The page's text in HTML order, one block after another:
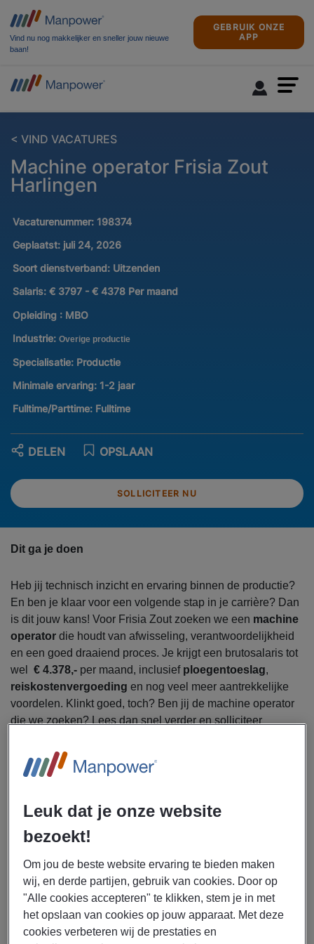
Vind nu nog makkelijker en sneller jouw nieuwe
baan!
GEBRUIK ONZE
APP
< VIND VACATURES
Machine operator Frisia Zout
Harlingen
Vacaturenummer: 198374
Geplaatst: juli 24, 2026
Soort dienstverband: Uitzenden
Salaris: € 3797 - € 4378 Per maand
Opleiding : MBO
Industrie: Overige productie
Specialisatie: Productie
Minimale ervaring: 1-2 jaar
Fulltime/Parttime: Fulltime
SOLLICITEER NU
OPSLAAN
DELEN
Dit ga je doen
Heb jij technisch inzicht en ervaring binnen de productie?
En ben je klaar voor een volgende stap in je carrière? Dan
is dit jouw kans! Voor Frisia Zout zoeken we een machine
operator die houdt van afwisseling, verantwoordelijkheid
en een goed draaiend proces. Je krijgt een brutosalaris tot
wel
€ 4.378,- per maand, inclusief ploegentoeslag,
reiskostenvergoeding en nog veel meer aantrekkelijke
voordelen. Klinkt goed, toch? Ben jij de machine operator
die we zoeken? Lees dan snel verder en solliciteer
Manpower zoekt voor Frisia Zout in Harlingen een
machine operator
volgende werkzaamheden:
Produceren van (on) gedroogd zout
Bedienen, controleren en bijregelen van het gehele
productieproces
Uitvoeren van onderhouds- en
Leuk dat je onze website
bezoekt!
Om jou de beste website ervaring te bieden maken
wij, en derde partijen, gebruik van cookies. Door op
"Alle cookies accepteren" te klikken, stem je in met
het opslaan van cookies op jouw apparaat. Met deze
cookies verbeteren wij de prestaties en